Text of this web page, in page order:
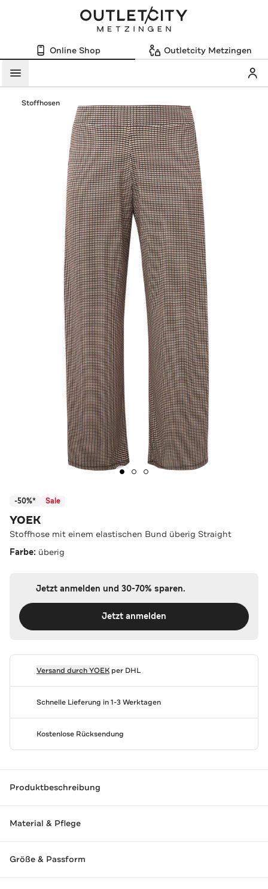
Online Shop Outletcity Metzingen
Menü
Stoffhosen
-50%* Sale
YOEK
Stoffhose mit einem elastischen Bund überig Straight
Farbe: überig
Jetzt anmelden und 30-70% sparen.
Jetzt anmelden
Versand durchYOEKper DHL
Schnelle Lieferung in 1-3 Werktagen
Kostenlose Rücksendung
Produktbeschreibung
Material & Pflege
Größe & Passform